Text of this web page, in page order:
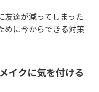
友達が減ってしまった
めに今からできる対策
イクに気を付ける